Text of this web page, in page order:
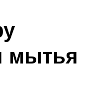
мытья